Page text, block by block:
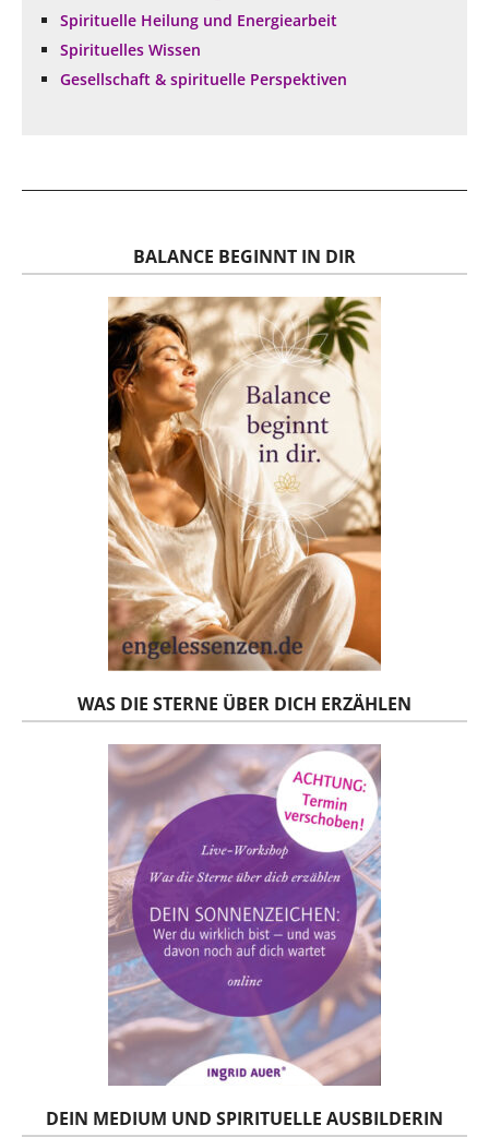
Spirituelle Heilung und Energiearbeit
Spirituelles Wissen
Gesellschaft & spirituelle Perspektiven
BALANCE BEGINNT IN DIR
WAS DIE STERNE ÜBER DICH ERZÄHLEN
DEIN MEDIUM UND SPIRITUELLE AUSBILDERIN